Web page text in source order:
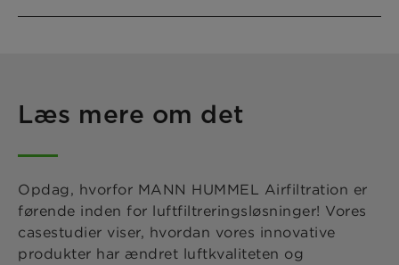
Læs mere om det
Opdag, hvorfor MANN HUMMEL Airfiltration er
førende inden for luftfiltreringsløsninger! Vores
casestudier viser, hvordan vores innovative
produkter har ændret luftkvaliteten og